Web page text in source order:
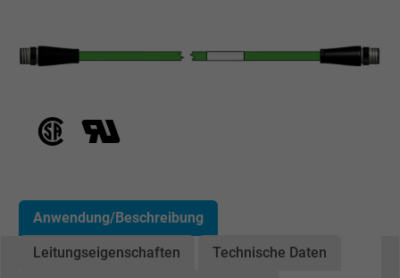
Anwendung/Beschreibung
Leitungseigenschaften Technische Daten